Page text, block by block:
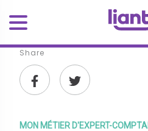
Share
MON MÉTIER D'EXPERT-